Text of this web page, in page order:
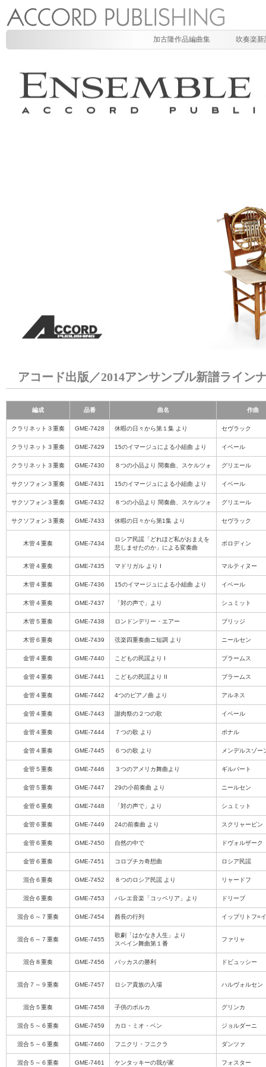
加古隆作品編曲集 吹奏楽新
アコード出版／2014アンサンブル新譜ライン
編成 品番 曲名 作曲
クラリネット３重奏 GME-7428 休暇の日々から第１集 より セヴラック
クラリネット３重奏 GME-7429 15のイマージュによる小組曲 より イベール
クラリネット３重奏 GME-7430 ８つの小品より 間奏曲、スケルツォ グリエール
サクソフォン３重奏 GME-7431 15のイマージュによる小組曲 より イベール
サクソフォン３重奏 GME-7432 ８つの小品より 間奏曲、スケルツォ グリエール
サクソフォン３重奏 GME-7433 休暇の日々から第1集 より セヴラック
木管４重奏 GME-7434
ロシア民謡「どれほど私がおまえを
悲しませたのか」による変奏曲
ボロディン
木管４重奏 GME-7435 マドリガル より I マルティヌー
木管４重奏 GME-7436 15のイマージュによる小組曲 より イベール
木管４重奏 GME-7437 「対の声で」より シュミット
木管５重奏 GME-7438 ロンドンデリー・エアー ブリッジ
木管６重奏 GME-7439 弦楽四重奏曲ニ短調 より ニールセン
金管４重奏 GME-7440 こどもの民謡より I ブラームス
金管４重奏 GME-7441 こどもの民謡より II ブラームス
金管４重奏 GME-7442 4つのピアノ曲 より アルネス
金管４重奏 GME-7443 謝肉祭の２つの歌 イベール
金管４重奏 GME-7444 ７つの歌 より ポナル
金管４重奏 GME-7445 ６つの歌 より メンデルスゾー
金管５重奏 GME-7446 ３つのアメリカ舞曲より ギルバート
金管５重奏 GME-7447 29の小前奏曲 より ニールセン
金管６重奏 GME-7448 「対の声で」より シュミット
金管６重奏 GME-7449 24の前奏曲 より スクリャービン
金管６重奏 GME-7450 自然の中で ドヴォルザーク
金管６重奏 GME-7451 コロブチカ奇想曲 ロシア民謡
混合６重奏 GME-7452 ８つのロシア民謡 より リャードフ
混合６重奏 GME-7453 バレエ音楽「コッペリア」より ドリーブ
混合６～７重奏 GME-7454 酋長の行列 イップリトフ=
混合６～７重奏 GME-7455
歌劇「はかなき人生」より
スペイン舞曲第１番
ファリャ
混合８重奏 GME-7456 バッカスの勝利 ドビュッシー
混合７～９重奏 GME-7457 ロシア貴族の入場 ハルヴォルセン
混合５重奏 GME-7458 子供のポルカ グリンカ
混合５～６重奏 GME-7459 カロ・ミオ・ベン ジョルダーニ
混合５～６重奏 GME-7460 フニクリ・フニクラ ダンツァ
混合５～６重奏 GME-7461 ケンタッキーの我が家 フォスター